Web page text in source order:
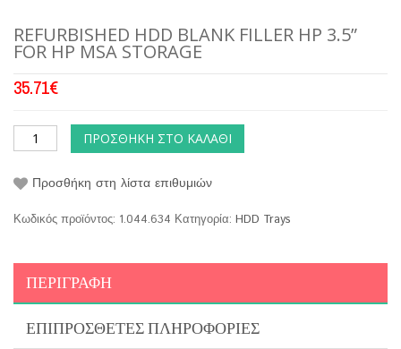
REFURBISHED HDD BLANK FILLER HP 3.5”
FOR HP MSA STORAGE
35.71€
ΠΡΟΣΘΉΚΗ ΣΤΟ ΚΑΛΆΘΙ
Προσθήκη στη λίστα επιθυμιών
Κωδικός προϊόντος: 1.044.634 Κατηγορία: HDD Trays
ΠΕΡΙΓΡΑΦΉ
ΕΠΙΠΡΌΣΘΕΤΕΣ ΠΛΗΡΟΦΟΡΊΕΣ